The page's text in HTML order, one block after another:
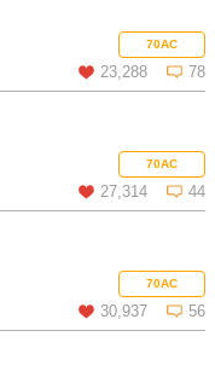
コメントを見る70AC
23,288 78
コメントを見る70AC
27,314 44
コメントを見る70AC
30,937 56